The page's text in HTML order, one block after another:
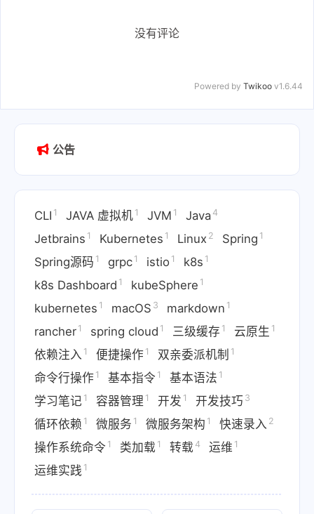
没有评论
Powered by Twikoo v1.6.44
公告
CLI 1 JAVA 虚拟机 1 JVM 1 Java 4
Jetbrains 1 Kubernetes 1 Linux 2 Spring 1
Spring源码 1 grpc 1 istio 1 k8s 1
k8s Dashboard 1 kubeSphere 1
kubernetes 1 macOS 3 markdown 1
rancher 1 spring cloud 1 三级缓存 1 云原生 1
依赖注入 1 便捷操作 1 双亲委派机制 1
命令行操作 1 基本指令 1 基本语法 1
学习笔记 1 容器管理 1 开发 1 开发技巧 3
循环依赖 1 微服务 1 微服务架构 1 快速录入 2
操作系统命令 1 类加载 1 转载 4 运维 1
运维实践 1